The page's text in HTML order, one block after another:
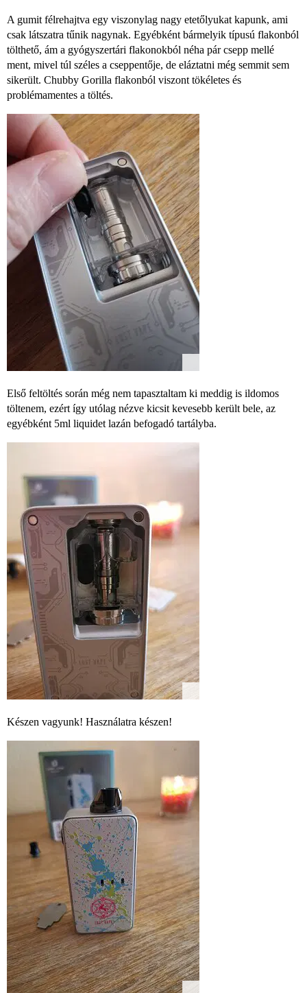
A gumit félrehajtva egy viszonylag nagy etetőlyukat kapunk, ami
csak látszatra tűnik nagynak. Egyébként bármelyik típusú flakonból
tölthető, ám a gyógyszertári flakonokból néha pár csepp mellé
ment, mivel túl széles a cseppentője, de eláztatni még semmit sem
sikerült. Chubby Gorilla flakonból viszont tökéletes és
problémamentes a töltés.
Első feltöltés során még nem tapasztaltam ki meddig is ildomos
töltenem, ezért így utólag nézve kicsit kevesebb került bele, az
egyébként 5ml liquidet lazán befogadó tartályba.
Készen vagyunk! Használatra készen!